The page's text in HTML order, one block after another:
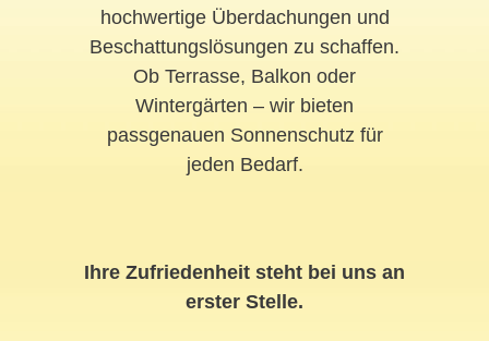
hochwertige Überdachungen und
Beschattungslösungen zu schaffen.
Ob Terrasse, Balkon oder
Wintergärten – wir bieten
passgenauen Sonnenschutz für
jeden Bedarf.
Ihre Zufriedenheit steht bei uns an
erster Stelle.